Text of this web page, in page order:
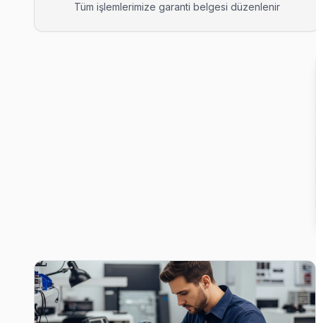
Ahmediye Awox Servis
Ahmediye mahallesinde Awox TV arızaları için aynı gün
Altunizade sakinleri için Awox TV tamir hizmetimiz: teşhis
Üsküdar genelinde Aziz Mahmut Hüdayi bölgesinde Awox
Bahçelievler Awox Anakart Tamiri →
Barbaros Awox Servis
Tüm işlemlerimize garanti belgesi düzenlenir